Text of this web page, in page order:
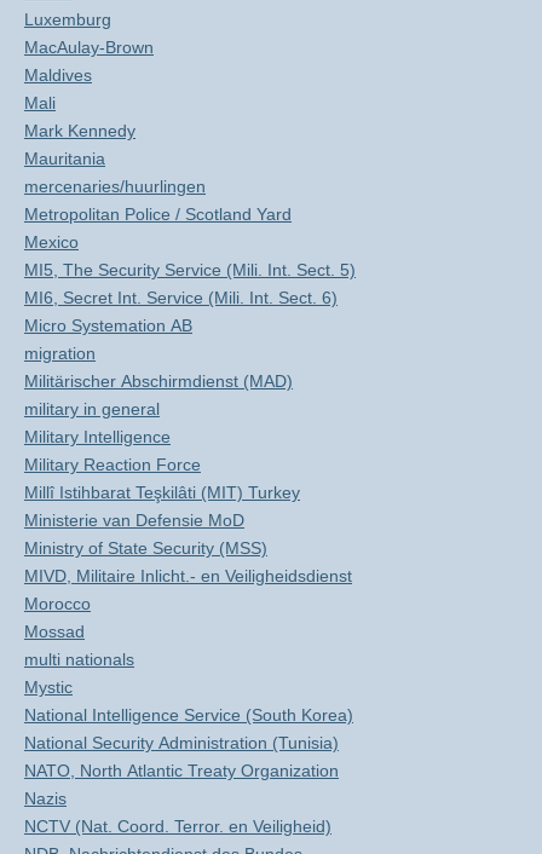
Luxemburg
MacAulay-Brown
Maldives
Mali
Mark Kennedy
Mauritania
mercenaries/huurlingen
Metropolitan Police / Scotland Yard
Mexico
MI5, The Security Service (Mili. Int. Sect. 5)
MI6, Secret Int. Service (Mili. Int. Sect. 6)
Micro Systemation AB
migration
Militärischer Abschirmdienst (MAD)
military in general
Military Intelligence
Military Reaction Force
Millî Istihbarat Teşkilâti (MIT) Turkey
Ministerie van Defensie MoD
Ministry of State Security (MSS)
MIVD, Militaire Inlicht.- en Veiligheidsdienst
Morocco
Mossad
multi nationals
Mystic
National Intelligence Service (South Korea)
National Security Administration (Tunisia)
NATO, North Atlantic Treaty Organization
Nazis
NCTV (Nat. Coord. Terror. en Veiligheid)